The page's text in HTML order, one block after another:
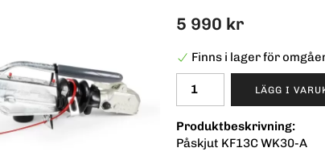
5 990 kr
Finns i lager för
LÄGG I
Produktbeskrivning:
Påskjut KF13C WK30-A